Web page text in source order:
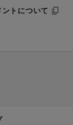
トについて